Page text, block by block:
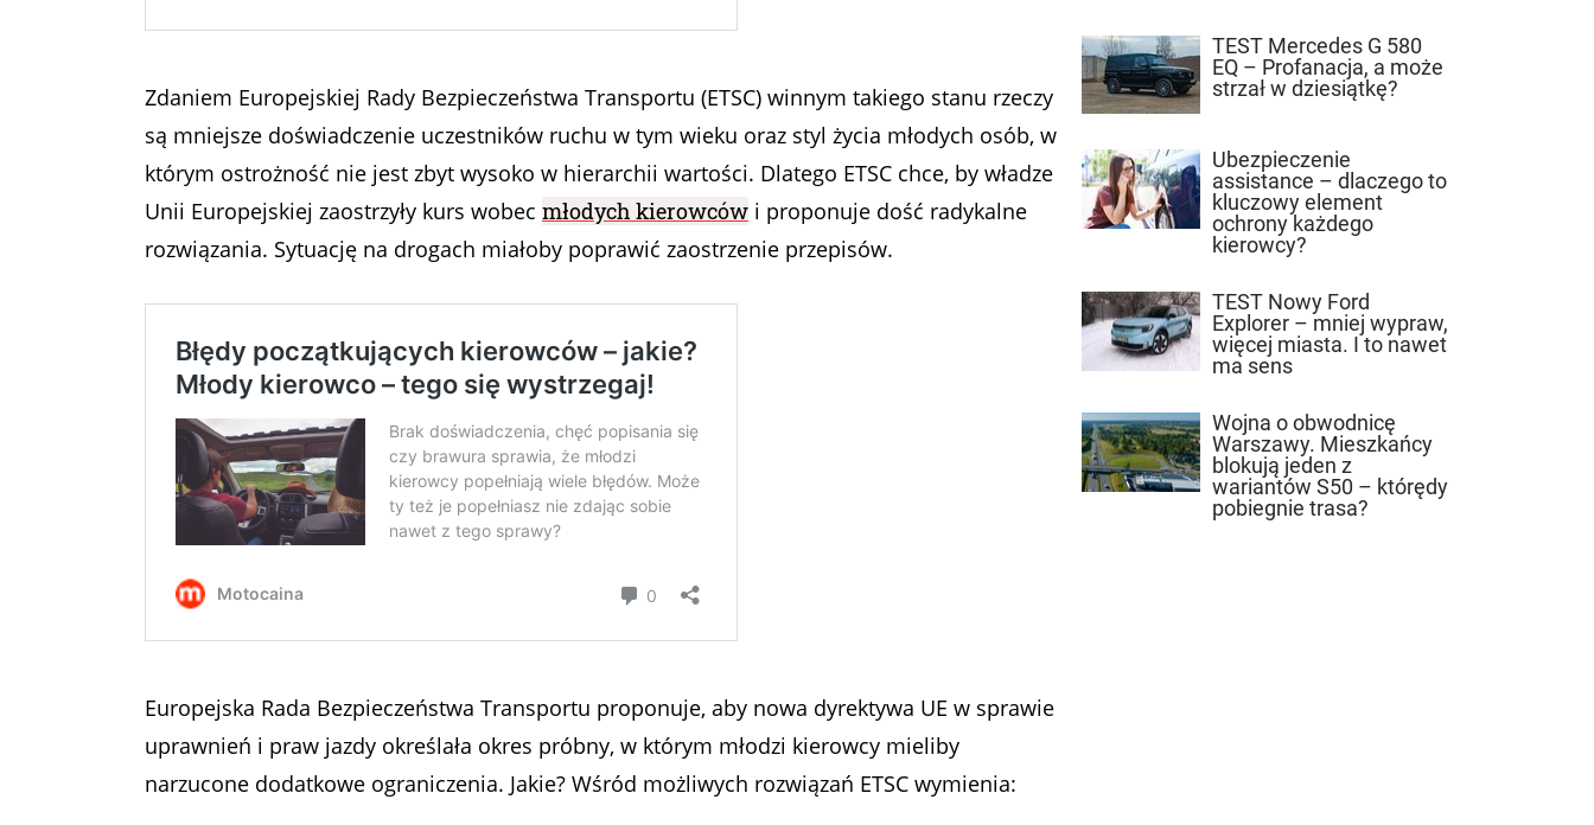
Zdaniem Europejskiej Rady Bezpieczeństwa Transportu (ETSC) winnym takiego stanu rzeczy
są mniejsze doświadczenie uczestników ruchu w tym wieku oraz styl życia młodych osób, w
którym ostrożność nie jest zbyt wysoko w hierarchii wartości. Dlatego ETSC chce, by władze
Unii Europejskiej zaostrzyły kurs wobec młodych kierowców i proponuje dość radykalne
rozwiązania. Sytuację na drogach miałoby poprawić zaostrzenie przepisów.
Europejska Rada Bezpieczeństwa Transportu proponuje, aby nowa dyrektywa UE w sprawie
uprawnień i praw jazdy określała okres próbny, w którym młodzi kierowcy mieliby
narzucone dodatkowe ograniczenia. Jakie? Wśród możliwych rozwiązań ETSC wymienia:
TEST Mercedes G 580
EQ – Profanacja, a może
strzał w dziesiątkę?
Ubezpieczenie
assistance – dlaczego to
kluczowy element
ochrony każdego
kierowcy?
TEST Nowy Ford
Explorer – mniej wypraw,
więcej miasta. I to nawet
ma sens
Wojna o obwodnicę
Warszawy. Mieszkańcy
blokują jeden z
wariantów S50 – którędy
pobiegnie trasa?